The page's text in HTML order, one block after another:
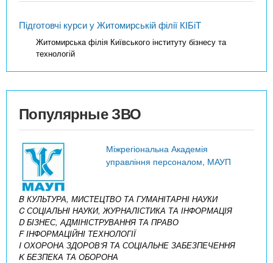
Підготовчі курси у Житомирській філії КІБіТ
Житомирська філія Київського інституту бізнесу та
технологій
Популярные ЗВО
Міжрегіональна Академія
управління персоналом, МАУП
B КУЛЬТУРА, МИСТЕЦТВО ТА ГУМАНІТАРНІ НАУКИ
C СОЦІАЛЬНІ НАУКИ, ЖУРНАЛІСТИКА ТА ІНФОРМАЦІЯ
D БІЗНЕС, АДМІНІСТРУВАННЯ ТА ПРАВО
F ІНФОРМАЦІЙНІ ТЕХНОЛОГІЇ
I ОХОРОНА ЗДОРОВ’Я ТА СОЦІАЛЬНЕ ЗАБЕЗПЕЧЕННЯ
K БЕЗПЕКА ТА ОБОРОНА